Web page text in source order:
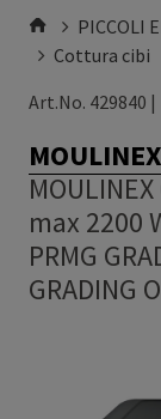
PICCOLI
Cottura cibi
Art.No. 429840 |
MOULINEX
max 2200
PRMG
GRADING